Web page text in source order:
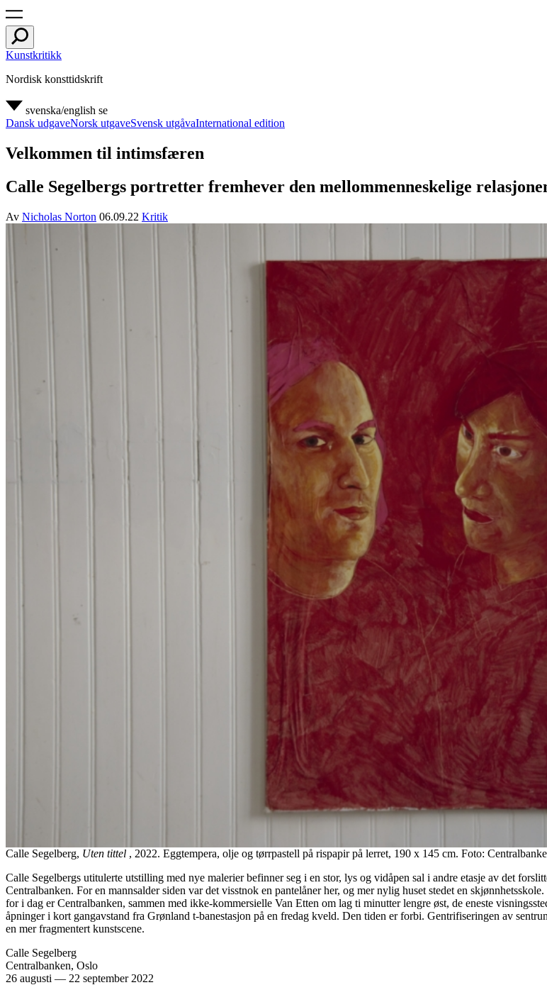
Kunstkritikk
Nordisk konsttidskrift
svenska/english se
Dansk udgaveNorsk utgaveSvensk utgåvaInternational edition
Velkommen til intimsfæren
Calle Segelbergs portretter fremhever den mellommenneskelige
Av Nicholas Norton 06.09.22 Kritik
Calle Segelberg, Uten tittel , 2022. Eggtempera, olje og tørrpastell på rispapir på lerret, 190 x 145 cm. Foto:
Calle Segelbergs utitulerte utstilling med nye malerier befinner seg i en stor, lys og vidåpen sal i andre etasje av det
Centralbanken. For en mannsalder siden var det visstnok en pantelåner her, og mer nylig huset stedet en
for i dag er Centralbanken, sammen med ikke-kommersielle Van Etten om lag ti minutter lengre øst, de eneste
åpninger i kort gangavstand fra Grønland t-banestasjon på en fredag kveld. Den tiden er forbi. Gentrifiseringen av
en mer fragmentert kunstscene.
Calle Segelberg
Centralbanken, Oslo
26 augusti — 22 september 2022